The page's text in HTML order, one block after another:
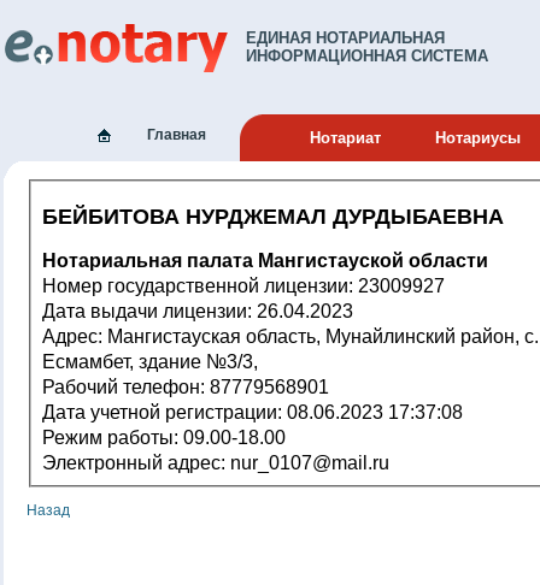
ЕДИНАЯ НОТАРИАЛЬНАЯ
ИНФОРМАЦИОННАЯ СИСТЕМА
Главная Нотариат Нотариусы
БЕЙБИТОВА НУРДЖЕМАЛ ДУРДЫБАЕВНА
Нотариальная палата Мангистауской области
Номер государственной лицензии: 23009927
Дата выдачи лицензии: 26.04.2023
Адрес: Мангистауская область, Мунайлинский район, с.Мангистау,
Есмамбет, здание №3/3,
Рабочий телефон: 87779568901
Дата учетной регистрации: 08.06.2023 17:37:08
Режим работы: 09.00-18.00
Электронный адрес: nur_0107@mail.ru
Назад